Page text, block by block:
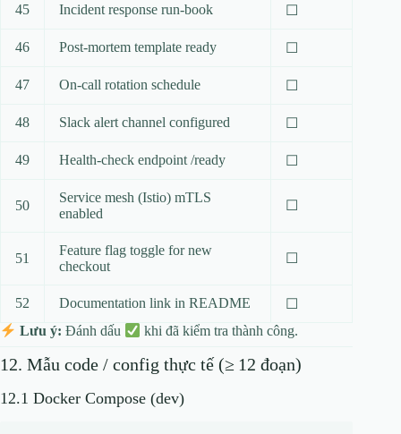
45 Incident response run‑book ☐
46 Post‑mortem template ready ☐
47 On‑call rotation schedule ☐
48 Slack alert channel configured ☐
49 Health‑check endpoint /ready ☐
50
Service mesh (Istio) mTLS
enabled
☐
51
Feature flag toggle for new
checkout
☐
52 Documentation link in README
☐
Lưu ý: Đánh dấu khi đã kiểm tra thành công.
12. Mẫu code / config thực tế (≥ 12 đoạn)
12.1 Docker Compose (dev)